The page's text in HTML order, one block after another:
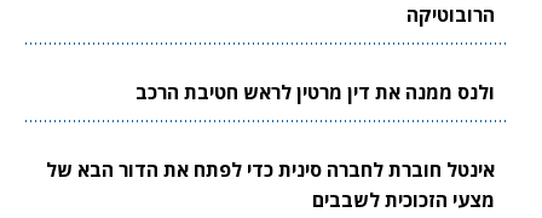
הרובוטיקה
ולנס ממנה את דין מרטין לראש חטיבת הרכב
אינטל חוברת לחברה סינית כדי לפתח את הדור הבא של
מצעי הזכוכית לשבבים